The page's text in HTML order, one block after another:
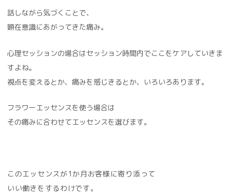
話しながら気づくことで、
顕在意識にあがってきた痛み。
心理セッションの場合はセッション時間内でここをケアしていきま
すよね。
視点を変えるとか、痛みを感じきるとか、いろいろあります。
フラワーエッセンスを使う場合は
その痛みに合わせてエッセンスを選びます。
このエッセンスが1か月お客様に寄り添って
いい働きをするわけです。